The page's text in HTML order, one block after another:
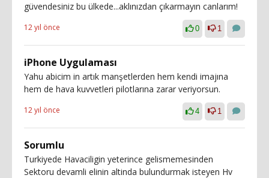
güvendesiniz bu ülkede...aklınızdan çıkarmayın canlarım!
12 yıl önce 0 1
iPhone Uygulaması
Yahu abicim in artık manşetlerden hem kendi imajına
hem de hava kuvvetleri pilotlarına zarar veriyorsun.
12 yıl önce 4 1
Sorumlu
Turkiyede Havaciligin yeterince gelismemesinden
Sektoru devamli elinin altinda bulundurmak isteyen Hv